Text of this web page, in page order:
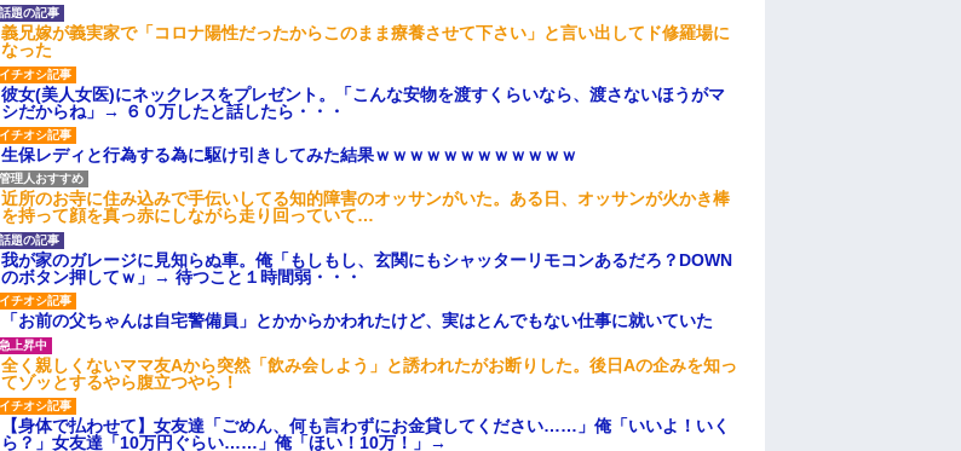
義兄嫁が義実家で「コロナ陽性だったからこのまま療養させて下さい」と言い出してド修羅場に
なった
彼女(美人女医)にネックレスをプレゼント。「こんな安物を渡すくらいなら、渡さないほうがマ
シだからね」→ ６０万したと話したら・・・
生保レディと行為する為に駆け引きしてみた結果ｗｗｗｗｗｗｗｗｗｗｗｗ
近所のお寺に住み込みで手伝いしてる知的障害のオッサンがいた。ある日、オッサンが火かき棒
を持って顔を真っ赤にしながら走り回っていて…
我が家のガレージに見知らぬ車。俺「もしもし、玄関にもシャッターリモコンあるだろ？DOWN
のボタン押してｗ」→ 待つこと１時間弱・・・
「お前の父ちゃんは自宅警備員」とかからかわれたけど、実はとんでもない仕事に就いていた
全く親しくないママ友Aから突然「飲み会しよう」と誘われたがお断りした。後日Aの企みを知っ
てゾッとするやら腹立つやら！
【身体で払わせて】女友達「ごめん、何も言わずにお金貸してください……」俺「いいよ！いく
ら？」女友達「10万円ぐらい……」俺「ほい！10万！」→